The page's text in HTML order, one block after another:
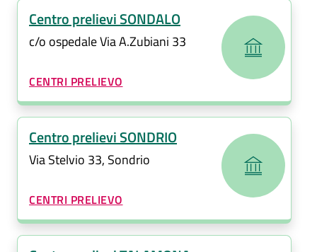
Centro prelievi SONDALO
c/o ospedale Via A.Zubiani 33
CATEGORIA CORRELATA:
CENTRI PRELIEVO
Centro prelievi SONDRIO
Via Stelvio 33, Sondrio
CATEGORIA CORRELATA:
CENTRI PRELIEVO